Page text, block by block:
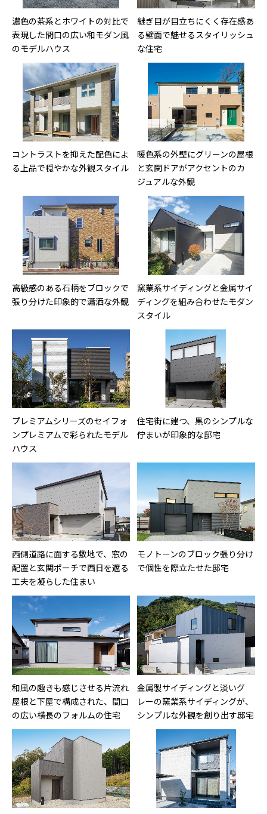
濃色の茶系とホワイトの対比で
表現した間口の広い和モダン風
のモデルハウス
継ぎ目が目立ちにくく存在感あ
る壁面で魅せるスタイリッシュ
な住宅
コントラストを抑えた配色によ
る上品で穏やかな外観スタイル
暖色系の外壁にグリーンの屋根
と玄関ドアがアクセントのカ
ジュアルな外観
高級感のある石柄をブロックで
張り分けた印象的で瀟洒な外観
窯業系サイディングと金属サイ
ディングを組み合わせたモダン
スタイル
プレミアムシリーズのセイフォ
ンプレミアムで彩られたモデル
ハウス
住宅街に建つ、黒のシンプルな
佇まいが印象的な邸宅
西側道路に面する敷地で、窓の
配置と玄関ポーチで西日を遮る
工夫を凝らした住まい
モノトーンのブロック張り分け
で個性を際立たせた邸宅
和風の趣きも感じさせる片流れ
屋根と下屋で構成された、間口
の広い横長のフォルムの住宅
金属製サイディングと淡いグ
レーの窯業系サイディングが、
シンプルな外観を創り出す邸宅